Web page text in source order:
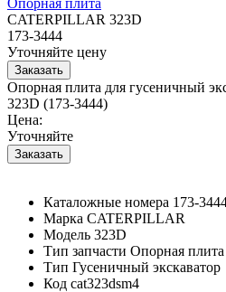
CATERPILLAR 323D
173-3444
Уточняйте цену
Опорная плита для гусеничный
323D (173-3444)
Цена:
Уточняйте
Каталожные номера 173-
Марка CATERPILLAR
Модель 323D
Тип запчасти Опорная плита
Тип Гусеничный экскаватор
Код cat323dsm4